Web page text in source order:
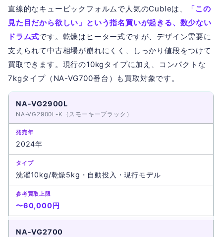
直線的なキュービックフォルムで人気のCubleは、
「この
見た目だから欲しい」という指名買いが起きる、数少ない
ドラム式です。乾燥はヒーター式ですが、デザイン需要に
支えられて中古相場が崩れにくく、しっかり値段をつけて
買取できます。現行の10kgタイプに加え、コンパクトな
7kgタイプ（NA-VG700番台）も買取対象です。
NA-VG2900L
NA-VG2900L-K（スモーキーブラック）
2024年
洗濯10kg/乾燥5kg・自動投入・現行モデル
〜60,000円
NA-VG2700